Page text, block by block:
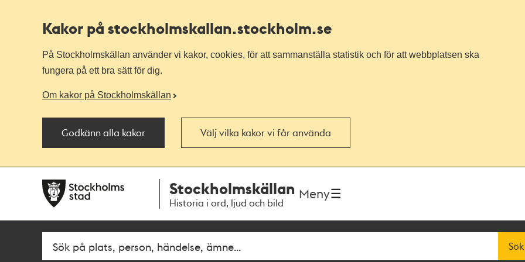
Kakor på stockholmskallan.stockholm.se
På Stockholmskällan använder vi kakor, cookies, för att sammanställa statistik och för att webbplatsen ska
fungera på ett bra sätt för dig.
Om kakor på Stockholmskällan
Godkänn alla kakor Välj vilka kakor vi får använda
navigationen
huvudinnehållet
Stockholmskällan
Historia i ord, ljud och bild
Meny
Fritextsök Sök